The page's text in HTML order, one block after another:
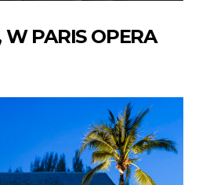
W PARIS OPERA